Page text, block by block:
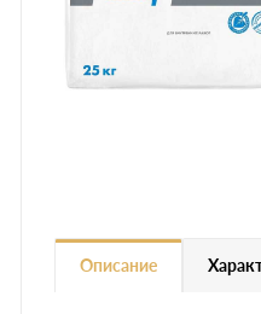
Описание